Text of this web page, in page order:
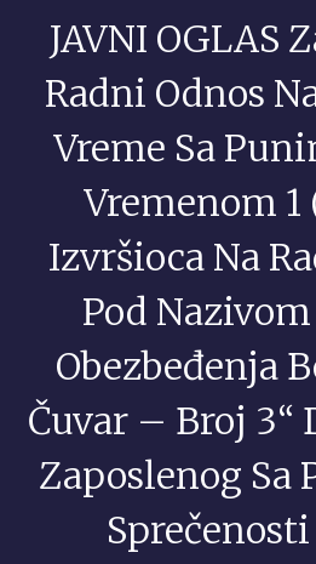
JAVNI OGLAS
Radni Odnos
Vreme Sa
Vremenom
Izvršioca Na
Pod
Obezbeđenja
Čuvar – Broj 3“
Zaposlenog Sa
Sprečenosti